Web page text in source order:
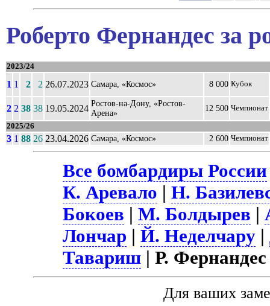
Роберто Фернандес за
2023/24
1 1 2 2 26.07.2023 Самара, «Космос» 8 000 Кубок
2 2 38 38 19.05.2024 Ростов-на-Дону, «Ростов-
Арена»
12 500 Чемпионат
2025/26
3 1 88 26 23.04.2026 Самара, «Космос» 2 600 Чемпионат
Все бомбардиры России
К. Аревало |Н.
Бокоев |М. Болдырев |
Лончар |Й. Неделчару |
Тавариш | Р. Фернандес
Для ваших